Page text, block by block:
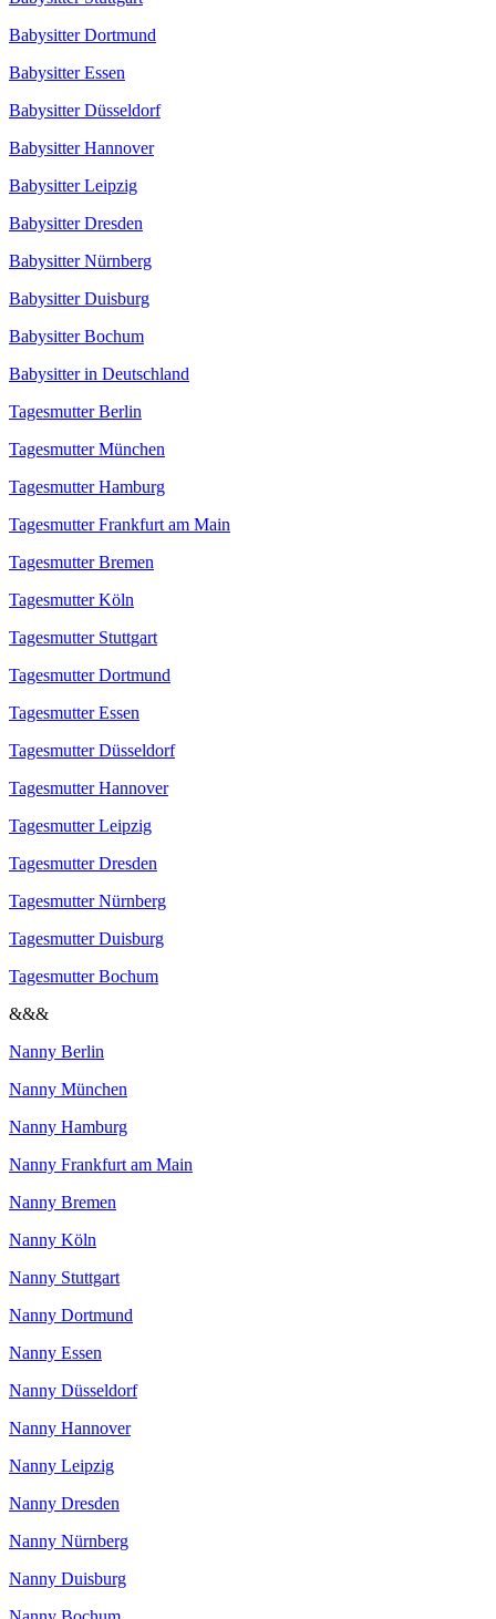
Babysitter Dortmund
Babysitter Essen
Babysitter Düsseldorf
Babysitter Hannover
Babysitter Leipzig
Babysitter Dresden
Babysitter Nürnberg
Babysitter Duisburg
Babysitter Bochum
Babysitter in Deutschland
Tagesmutter Berlin
Tagesmutter München
Tagesmutter Hamburg
Tagesmutter Frankfurt am Main
Tagesmutter Bremen
Tagesmutter Köln
Tagesmutter Stuttgart
Tagesmutter Dortmund
Tagesmutter Essen
Tagesmutter Düsseldorf
Tagesmutter Hannover
Tagesmutter Leipzig
Tagesmutter Dresden
Tagesmutter Nürnberg
Tagesmutter Duisburg
Tagesmutter Bochum
&&&
Nanny Berlin
Nanny München
Nanny Hamburg
Nanny Frankfurt am Main
Nanny Bremen
Nanny Köln
Nanny Stuttgart
Nanny Dortmund
Nanny Essen
Nanny Düsseldorf
Nanny Hannover
Nanny Leipzig
Nanny Dresden
Nanny Nürnberg
Nanny Duisburg